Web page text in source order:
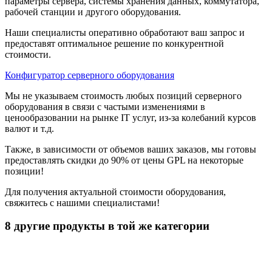
рабочей станции и другого оборудования.
Наши специалисты оперативно обработают ваш запрос и
предоставят оптимальное решение по конкурентной
стоимости.
Конфигуратор серверного оборудования
Мы не указываем стоимость любых позиций серверного
оборудования в связи с частыми изменениями в
ценообразовании на рынке IT услуг, из-за колебаний курсов
валют и т.д.
Также, в зависимости от объемов ваших заказов, мы готовы
предоставлять скидки до 90% от цены GPL на некоторые
позиции!
Для получения актуальной стоимости оборудования,
свяжитесь с нашими специалистами!
8 другие продукты в той же категории